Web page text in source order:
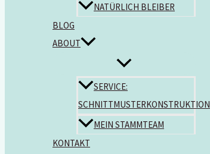
NATÜRLICH BLEIBER
BLOG
ABOUT
SERVICE:
SCHNITTMUSTERKONSTRUKTION
MEIN STAMMTEAM
KONTAKT